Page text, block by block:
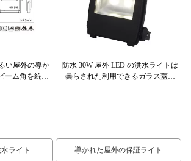
い屋外の導か
ーム角を統合
防水 30W 屋外 LED の洪水ライトは
曇らされた利用できるガラス蓋を
ライト 導かれた屋外の保証ライト